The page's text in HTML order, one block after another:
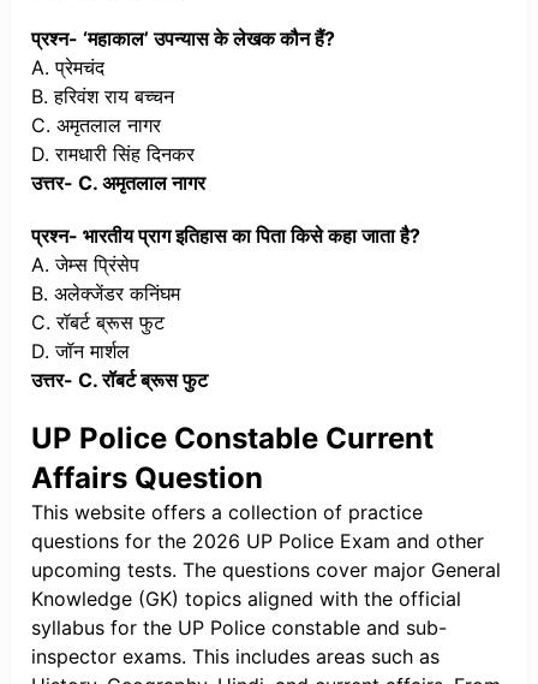
प्रश्न- ‘महाकाल’ उपन्यास के लेखक कौन हैं?
A. प्रेमचंद
B. हरिवंश राय बच्चन
C. अमृतलाल नागर
D. रामधारी सिंह दिनकर
उत्तर- C. अमृतलाल नागर
प्रश्न- भारतीय प्राग इतिहास का पिता किसे कहा जाता है?
A. जेम्स प्रिंसेप
B. अलेक्जेंडर कनिंघम
C. रॉबर्ट ब्रूस फुट
D. जॉन मार्शल
उत्तर- C. रॉबर्ट ब्रूस फुट
UP Police Constable Current
Affairs Question
This website offers a collection of practice
questions for the 2026 UP Police Exam and other
upcoming tests. The questions cover major General
Knowledge (GK) topics aligned with the official
syllabus for the UP Police constable and sub-
inspector exams. This includes areas such as